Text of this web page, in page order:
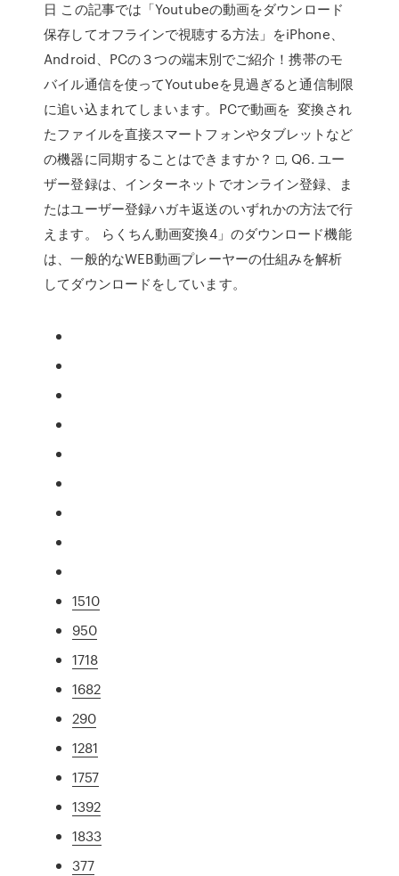
日 この記事では「Youtubeの動画をダウンロード
保存してオフラインで視聴する方法」をiPhone、
Android、PCの３つの端末別でご紹介！携帯のモ
バイル通信を使ってYoutubeを見過ぎると通信制限
に追い込まれてしまいます。PCで動画を 変換され
たファイルを直接スマートフォンやタブレットなど
の機器に同期することはできますか？ □, Q6. ユー
ザー登録は、インターネットでオンライン登録、ま
たはユーザー登録ハガキ返送のいずれかの方法で行
えます。 らくちん動画変換4」のダウンロード機能
は、一般的なWEB動画プレーヤーの仕組みを解析
してダウンロードをしています。
1510
950
1718
1682
290
1281
1757
1392
1833
377